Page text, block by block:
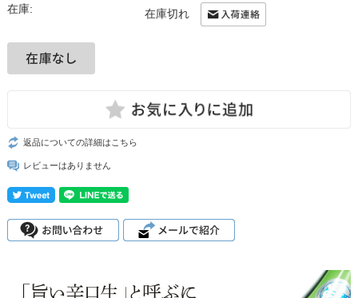
在庫: 在庫切れ
返品についての詳細はこちら
レビューはありません